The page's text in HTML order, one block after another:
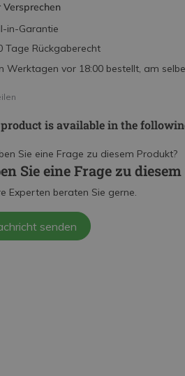
Versprechen
in-Garantie
Tage Rückgaberecht
Werktagen vor 18:00 bestellt, am
is available in the
Sie eine Frage zu
Experten beraten Sie gerne.
senden